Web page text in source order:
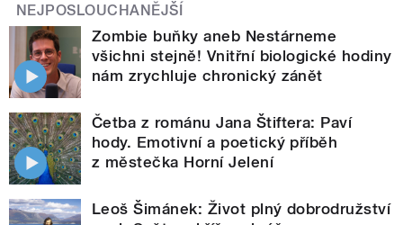
NEJPOSLOUCHANĚJŠÍ
Zombie buňky aneb Nestárneme
všichni stejně! Vnitřní biologické hodiny
nám zrychluje chronický zánět
Četba z románu Jana Štiftera: Paví
hody. Emotivní a poetický příběh
z městečka Horní Jelení
Leoš Šimánek: Život plný dobrodružství